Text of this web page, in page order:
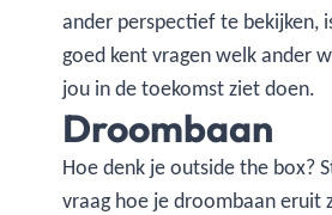
ander perspectief te bekijken,
goed kent vragen welk ander
jou in de toekomst ziet doen.
Droombaan
Hoe denk je outside the box?
vraag hoe je droombaan eruit